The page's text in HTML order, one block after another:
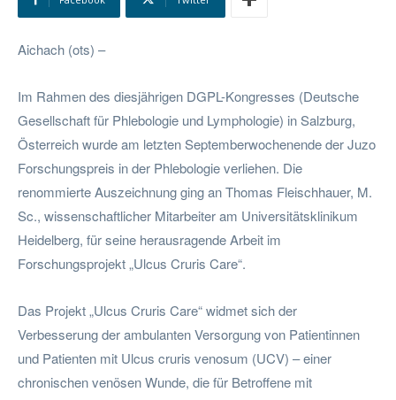
Aichach (ots) –
Im Rahmen des diesjährigen DGPL-Kongresses (Deutsche
Gesellschaft für Phlebologie und Lymphologie) in Salzburg,
Österreich wurde am letzten Septemberwochenende der Juzo
Forschungspreis in der Phlebologie verliehen. Die
renommierte Auszeichnung ging an Thomas Fleischhauer, M.
Sc., wissenschaftlicher Mitarbeiter am Universitätsklinikum
Heidelberg, für seine herausragende Arbeit im
Forschungsprojekt „Ulcus Cruris Care“.
Das Projekt „Ulcus Cruris Care“ widmet sich der
Verbesserung der ambulanten Versorgung von Patientinnen
und Patienten mit Ulcus cruris venosum (UCV) – einer
chronischen venösen Wunde, die für Betroffene mit